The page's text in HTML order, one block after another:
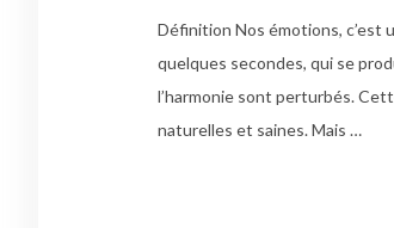
Définition Nos émotions, c’est
quelques secondes, qui se
l’harmonie sont perturbés.
naturelles et saines. Mais …